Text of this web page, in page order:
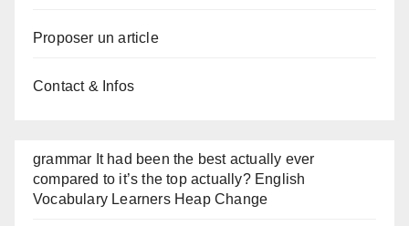
Proposer un article
Contact & Infos
grammar It had been the best actually ever
compared to it’s the top actually? English
Vocabulary Learners Heap Change